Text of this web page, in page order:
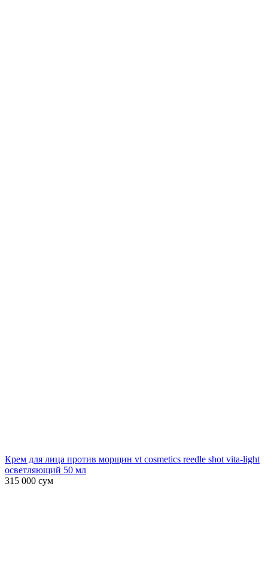
Крем для лица против морщин vt cosmetics reedle shot vita-light
осветляющий 50 мл
315 000 сум